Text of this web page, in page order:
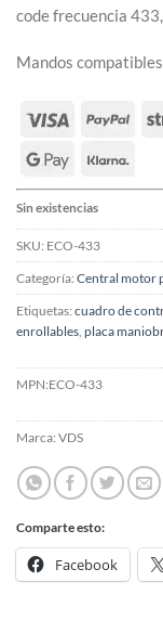
code frecuencia
Mandos
Sin existencias
SKU: ECO-433
Categoría: Central motor
Etiquetas: cuadro de
enrollables placa
MPN:ECO-433
Marca: VDS
Comparte esto:
Facebook